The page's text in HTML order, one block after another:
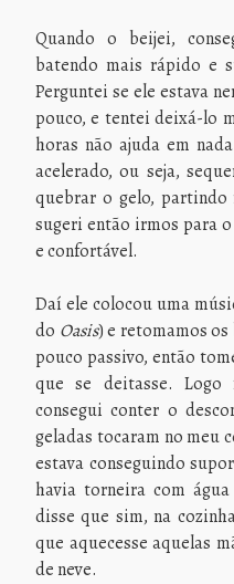
Quando o beijei,
batendo mais rápido e
Perguntei se ele estava
pouco, e tentei deixá-lo
horas não ajuda em
acelerado, ou seja,
quebrar o gelo, partindo
sugeri então irmos para
e confortável.
Daí ele colocou uma
do Oasis) e retomamos
pouco passivo, então
que se deitasse. Logo
consegui conter o
geladas tocaram no meu
estava conseguindo
havia torneira com
disse que sim, na
que aquecesse aquelas
de neve.